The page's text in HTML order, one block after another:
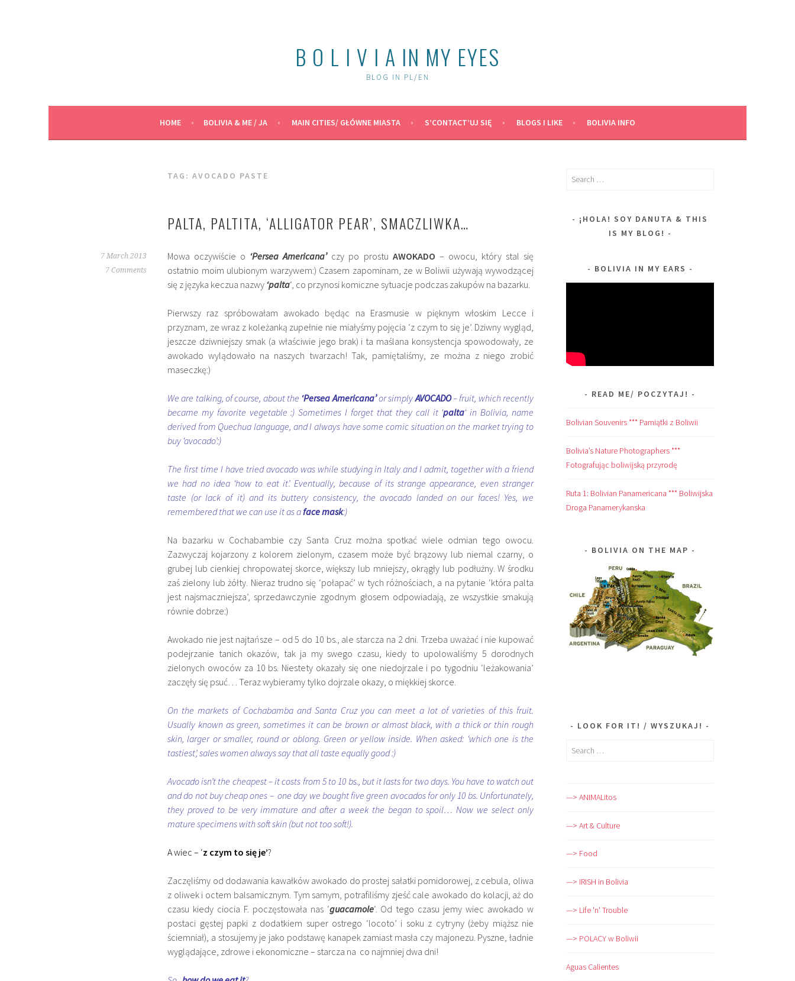
B O L I V I A IN MY EYES
BLOG IN PL/EN
HOME BOLIVIA & ME / JA MAIN CITIES/ GŁÓWNE MIASTA S’CONTACT’UJ SIĘ BLOGS I LIKE BOLIVIA INFO
TAG: AVOCADO PASTE
PALTA, PALTITA, ‘ALLIGATOR PEAR’, SMACZLIWKA…
7 March 2013
7 Comments
Mowa oczywiście o ‘Persea Americana’ czy po prostu AWOKADO – owocu, który stal się
ostatnio moim ulubionym warzywem:) Czasem zapominam, ze w Boliwii używają wywodzącej
się z języka keczua nazwy ‘palta‘, co przynosi komiczne sytuacje podczas zakupów na bazarku.
Pierwszy raz spróbowałam awokado będąc na Erasmusie w pięknym włoskim Lecce i
przyznam, ze wraz z koleżanką zupełnie nie miałyśmy pojęcia ‘z czym to się je’. Dziwny wygląd,
jeszcze dziwniejszy smak (a właściwie jego brak) i ta maślana konsystencja spowodowały, ze
awokado wylądowało na naszych twarzach! Tak, pamiętaliśmy, ze można z niego zrobić
maseczkę:)
We are talking, of course, about the ‘Persea Americana’or simplyAVOCADO– fruit, which recently
became my favorite vegetable :) Sometimes I forget that they call it ‘palta‘ in Bolivia, name
derived from Quechua language, and I always have some comic situation on the market trying to
buy ‘avocado’:)
The first time I have tried avocado was while studying in Italy and I admit, together with a friend
we had no idea ‘how to eat it’. Eventually, because of its strange appearance, even stranger
taste (or lack of it) and its buttery consistency, the avocado landed on our faces! Yes, we
remembered that we can use it as aface mask:)
Na bazarku w Cochabambie czy Santa Cruz można spotkać wiele odmian tego owocu.
Zazwyczaj kojarzony z kolorem zielonym, czasem może być brązowy lub niemal czarny, o
grubej lub cienkiej chropowatej skorce, większy lub mniejszy, okrągły lub podłużny. W środku
zaś zielony lub żółty. Nieraz trudno się ‘połapać’ w tych różnościach, a na pytanie ‘która palta
jest najsmaczniejsza’, sprzedawczynie zgodnym głosem odpowiadają, ze wszystkie smakują
równie dobrze:)
Awokado nie jest najtańsze – od 5 do 10 bs., ale starcza na 2 dni. Trzeba uważać i nie kupować
podejrzanie tanich okazów, tak ja my swego czasu, kiedy to upolowaliśmy 5 dorodnych
zielonych owoców za 10 bs. Niestety okazały się one niedojrzale i po tygodniu ‘leżakowania’
zaczęły się psuć… Teraz wybieramy tylko dojrzale okazy, o miękkiej skorce.
On the markets of Cochabamba and Santa Cruz you can meet a lot of varieties of this fruit.
Usually known as green, sometimes it can be brown or almost black, with a thick or thin rough
skin, larger or smaller, round or oblong. Green or yellow inside. When asked: ‘which one is the
tastiest’, sales women always say that all taste equally good :)
Avocado isn’t the cheapest – it costs from 5 to 10 bs., but it lasts for two days. You have to watch out
and do not buy cheap ones – one day we bought five green avocados for only 10 bs. Unfortunately,
they proved to be very immature and after a week the began to spoil… Now we select only
mature specimens with soft skin (but not too soft!).
A wiec – ‘z czym to się je’?
Zaczęliśmy od dodawania kawałków awokado do prostej sałatki pomidorowej, z cebula, oliwa
z oliwek i octem balsamicznym. Tym samym, potrafiliśmy zjeść cale awokado do kolacji, aż do
czasu kiedy ciocia F. poczęstowała nas ‘guacamole‘. Od tego czasu jemy wiec awokado w
postaci gęstej papki z dodatkiem super ostrego ‘locoto’ i soku z cytryny (żeby miąższ nie
ściemniał), a stosujemy je jako podstawę kanapek zamiast masła czy majonezu. Pyszne, ładnie
wyglądające, zdrowe i ekonomiczne – starcza na co najmniej dwa dni!
Search
¡HOLA! SOY DANUTA & THIS
IS MY BLOG!
BOLIVIA IN MY EARS
READ ME/ POCZYTAJ!
Bolivian Souvenirs *** Pamiątki z Boliwii
Bolivia’s Nature Photographers ***
Fotografując boliwijską przyrodę
Ruta 1: Bolivian Panamericana *** Boliwijska
Droga Panamerykanska
BOLIVIA ON THE MAP
LOOK FOR IT! / WYSZUKAJ!
Search
—> ANIMALitos
—> Art & Culture
—> Food
—> IRISH in Bolivia
—> Life 'n' Trouble
—> POLACY w Boliwii
Aguas Calientes